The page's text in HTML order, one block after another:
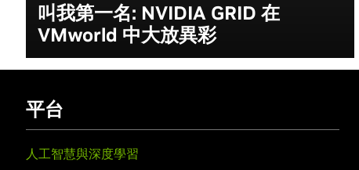
叫我第一名: NVIDIA GRID 在
VMworld 中大放異彩
平台
人工智慧與深度學習